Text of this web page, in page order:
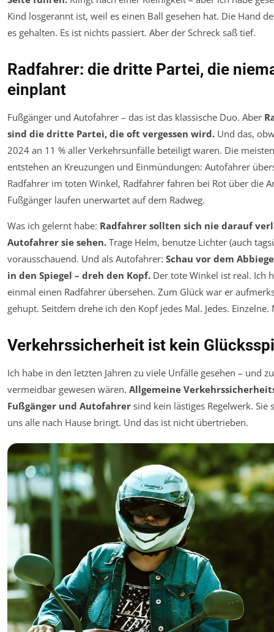
Kind losgerannt ist, weil es einen Ball gesehen hat. Die Hand
es gehalten. Es ist nichts passiert. Aber der Schreck saß tief.
Radfahrer: die dritte Partei, die
einplant
Fußgänger und Autofahrer – das ist das klassische Duo. Aber
sind die dritte Partei, die oft vergessen wird. Und das,
2024 an 11 % aller Verkehrsunfälle beteiligt waren. Die
entstehen an Kreuzungen und Einmündungen: Autofahrer
Radfahrer im toten Winkel, Radfahrer fahren bei Rot über die
Fußgänger laufen unerwartet auf dem Radweg.
Was ich gelernt habe: Radfahrer sollten sich nie darauf
Autofahrer sie sehen. Trage Helm, benutze Lichter (auch
vorausschauend. Und als Autofahrer: Schau vor dem
in den Spiegel – dreh den Kopf. Der tote Winkel ist real. Ich
einmal einen Radfahrer übersehen. Zum Glück war er
gehupt. Seitdem drehe ich den Kopf jedes Mal. Jedes. Einzelne.
Verkehrssicherheit ist kein
Ich habe in den letzten Jahren zu viele Unfälle gesehen – und
vermeidbar gewesen wären. Allgemeine
Fußgänger und Autofahrer sind kein lästiges Regelwerk. Sie
uns alle nach Hause bringt. Und das ist nicht übertrieben.